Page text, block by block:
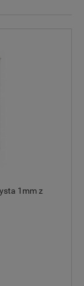
1mm z